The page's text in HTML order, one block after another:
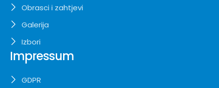
Obrasci i zahtjevi
Galerija
Izbori
Impressum
GDPR